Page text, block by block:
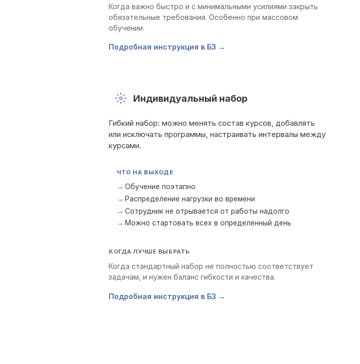
Когда важно быстро и с минимальными усилиями закрыть
обязательные требования. Особенно при массовом
обучении.
Подробная инструкция в БЗ →
Индивидуальный набор
Гибкий набор: можно менять состав курсов, добавлять
или исключать программы, настраивать интервалы между
курсами.
ЧТО НА ВЫХОДЕ
Обучение поэтапно
Распределение нагрузки во времени
Сотрудник не отрывается от работы надолго
Можно стартовать всех в определённый день
КОГДА ЛУЧШЕ ВЫБРАТЬ
Когда стандартный набор не полностью соответствует
задачам, и нужен баланс гибкости и качества.
Подробная инструкция в БЗ →